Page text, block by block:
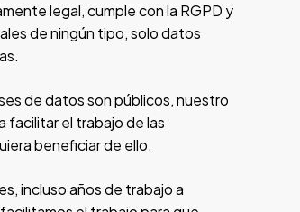
legal, cumple con la RGPD y
de ningún tipo, solo datos
de datos son públicos, nuestro
facilitar el trabajo de las
beneficiar de ello.
incluso años de trabajo a